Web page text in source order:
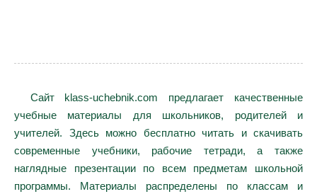
Сайт klass-uchebnik.com предлагает качественные
учебные материалы для школьников, родителей и
учителей. Здесь можно бесплатно читать и скачивать
современные учебники, рабочие тетради, а также
наглядные презентации по всем предметам школьной
программы. Материалы распределены по классам и